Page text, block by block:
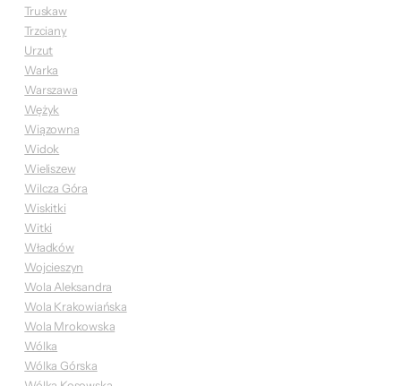
Truskaw
Trzciany
Urzut
Warka
Warszawa
Wężyk
Wiązowna
Widok
Wieliszew
Wilcza Góra
Wiskitki
Witki
Władków
Wojcieszyn
Wola Aleksandra
Wola Krakowiańska
Wola Mrokowska
Wólka
Wólka Górska